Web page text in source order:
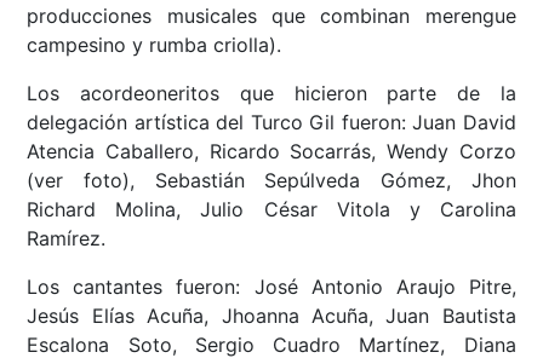
producciones musicales que combinan merengue
campesino y rumba criolla).
Los acordeoneritos que hicieron parte de la
delegación artística del Turco Gil fueron: Juan David
Atencia Caballero, Ricardo Socarrás, Wendy Corzo
(ver foto), Sebastián Sepúlveda Gómez, Jhon
Richard Molina, Julio César Vitola y Carolina
Ramírez.
Los cantantes fueron: José Antonio Araujo Pitre,
Jesús Elías Acuña, Jhoanna Acuña, Juan Bautista
Escalona Soto, Sergio Cuadro Martínez, Diana